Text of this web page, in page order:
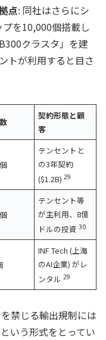
点: 同社はさらにシ
を10,000個搭載し
クラスタ」を建
トが利用すると目さ
契約形態と顧
客
テンセントと
の3年契約
($1.2B)29
テンセント等
が主利用、8億
ドルの投資30
INF Tech (上海
のAI企業) がレ
ンタル29
禁じる輸出規制には
いう形式をとってい